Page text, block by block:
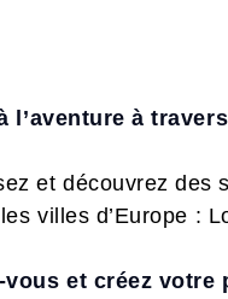
l’aventure à
et découvrez des
villes d’Europe :
vous et créez votre